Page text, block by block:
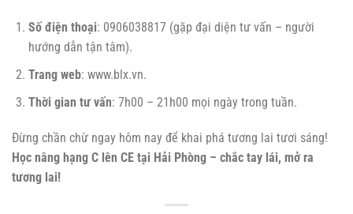
Số điện thoại: 0906038817 (gặp đại diện tư vấn – người
hướng dẫn tận tâm).
Trang web: www.blx.vn.
Thời gian tư vấn: 7h00 – 21h00 mọi ngày trong tuần.
Đừng chần chừ ngay hôm nay để khai phá tương lai tươi sáng!
Học nâng hạng C lên CE tại Hải Phòng – chắc tay lái, mở ra
tương lai!